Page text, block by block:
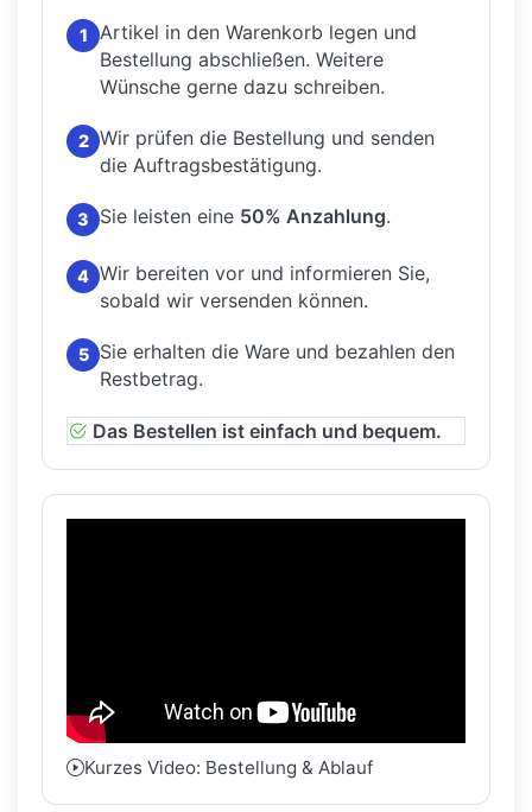
1
Artikel in den Warenkorb legen und
Bestellung abschließen. Weitere
Wünsche gerne dazu schreiben.
2 Wir prüfen die Bestellung und senden
die Auftragsbestätigung.
3 Sie leisten eine 50% Anzahlung.
4 Wir bereiten vor und informieren Sie,
sobald wir versenden können.
5
Sie erhalten die Ware und bezahlen den
Restbetrag.
Das Bestellen ist einfach und bequem.
Kurzes Video: Bestellung & Ablauf